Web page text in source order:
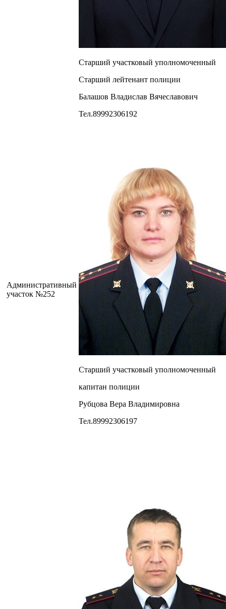
Старший участковый уполномоченный
Старший лейтенант полиции
Балашов Владислав Вячеславович
Тел.89992306192
Административный
участок №252
Старший участковый уполномоченный
капитан полиции
Рубцова Вера Владимировна
Тел.89992306197